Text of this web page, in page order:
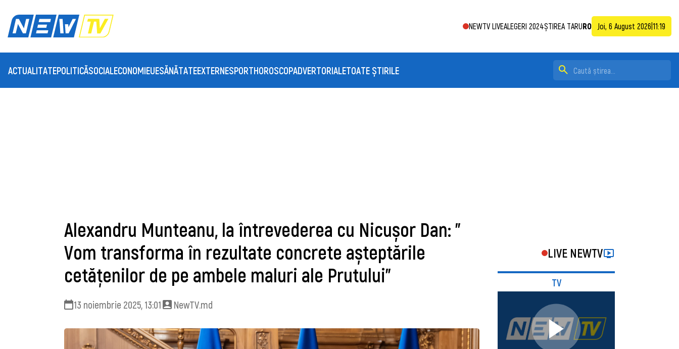
NEWTV LIVEALEGERI 2024ȘTIREA TARURO Joi, 6 August 2026 11:19
ACTUALITATEPOLITICĂSOCIAL ECONOMIEUESĂNĂTATEEXTERNESPORTHOROSCOPADVERTORIALETOATE ȘTIRILE
Alexandru Munteanu, la întrevederea cu Nicușor Dan: "
Vom transforma în rezultate concrete așteptările
cetățenilor de pe ambele maluri ale Prutului"
13 noiembrie 2025, 13:01 NewTV.md
LIVE NEWTV
TV